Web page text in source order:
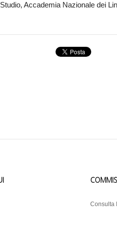
Accademia Nazionale dei
Consulta